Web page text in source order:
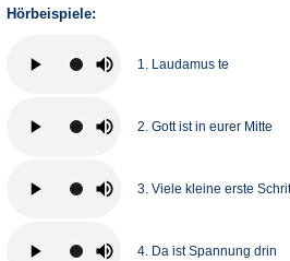
Hörbeispiele:
1. Laudamus te
2. Gott ist in eurer Mitte
3. Viele kleine erste
4. Da ist Spannung drin